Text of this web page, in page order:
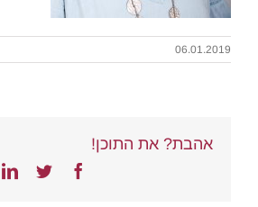
06.01.2019
אהבת? את התוכן!
Facebook